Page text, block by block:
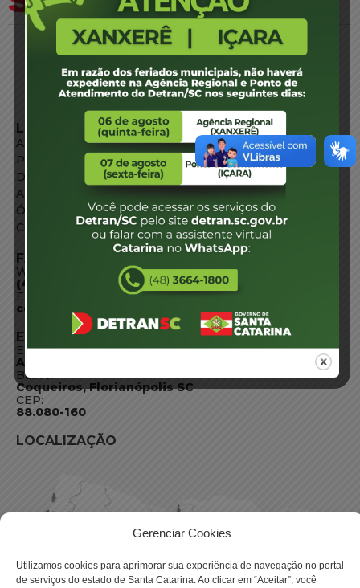
Gerenciar Cookies
Utilizamos cookies para aprimorar sua experiência de navegação no portal
de serviços do estado de Santa Catarina. Ao clicar em “Aceitar”, você
LINKS EXTERNOS
Agência de Notícias
Portal de Serviços
Diário Oficial
Acesso à Informação
Órgãos do Governo
Conheça SC
FALE CONOSCO
WhatsApp:
(48) 3664-1800
E-mail:
centraldeinformacoes@detran.sc.gov.br
ENDEREÇO
Endereço:
Av. Almirante Tamandaré - 480
Bairro:
Coqueiros, Florianópolis SC
CEP:
88.080-160
LOCALIZAÇÃO